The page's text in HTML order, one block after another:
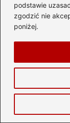
podstawie
zgodzić nie
poniżej.